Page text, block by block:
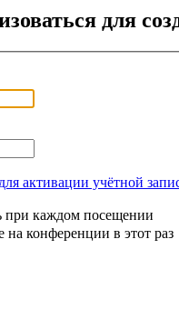
для
активации учётной
при каждом посещении
конференции в этот раз